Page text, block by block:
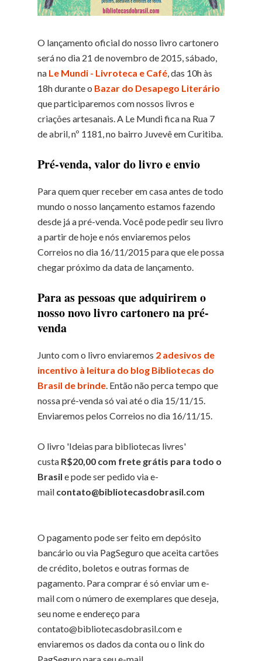
O lançamento oficial do nosso livro cartonero
será no dia 21 de novembro de 2015, sábado,
na Le Mundi - Livroteca e Café , das 10h às
18h durante o Bazar do Desapego Literário
que participaremos com nossos livros e
criações artesanais. A Le Mundi fica na Rua 7
de abril, nº 1181, no bairro Juvevê em Curitiba.
Pré-venda, valor do livro e envio
Para quem quer receber em casa antes de todo
mundo o nosso lançamento estamos fazendo
desde já a pré-venda. Você pode pedir seu livro
a partir de hoje e nós enviaremos pelos
Correios no dia 16/11/2015 para que ele possa
chegar próximo da data de lançamento.
Para as pessoas que adquirirem o
nosso novo livro cartonero na pré-
venda
Junto com o livro enviaremos 2 adesivos de
incentivo à leitura do blog Bibliotecas do
Brasil de brinde . Então não perca tempo que
nossa pré-venda só vai até o dia 15/11/15.
Enviaremos pelos Correios no dia 16/11/15.
O livro 'Ideias para bibliotecas livres'
custa R$20,00 com frete grátis para todo o
Brasil e pode ser pedido via e-
mail contato@bibliotecasdobrasil.com
O pagamento pode ser feito em depósito
bancário ou via PagSeguro que aceita cartões
de crédito, boletos e outras formas de
pagamento. Para comprar é só enviar um e-
mail com o número de exemplares que deseja,
seu nome e endereço para
contato@bibliotecasdobrasil.com e
enviaremos os dados da conta ou o link do
PagSeguro para seu e-mail.